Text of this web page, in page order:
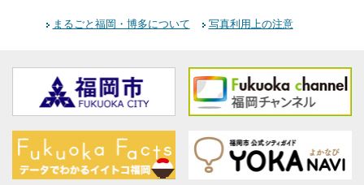
まるごと福岡・博多について 写真利用上の注意